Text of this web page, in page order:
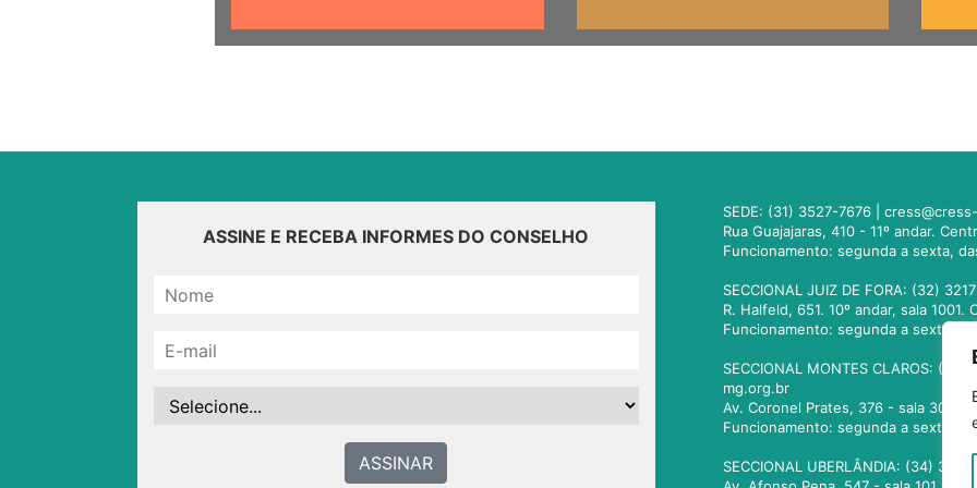
ASSINE E RECEBA INFORMES DO CONSELHO
ASSINAR
SEDE: (31) 3527-7676 |
Rua Guajajaras, 410 - 11º andar.
Funcionamento: segunda a sexta,
SECCIONAL JUIZ DE FORA: (32)
R. Halfeld, 651. 10º andar, sala
Funcionamento: segunda a sexta,
SECCIONAL MONTES CLAROS:
mg.org.br
Av. Coronel Prates, 376 - sala 301.
Funcionamento: segunda a sexta,
SECCIONAL UBERLÂNDIA: (34)